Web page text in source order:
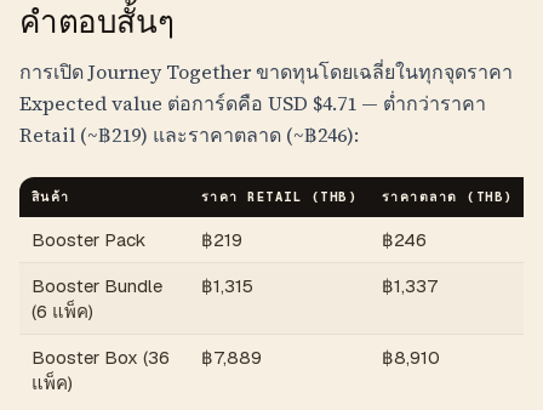
คำตอบสั้นๆ
การเปิด Journey Together ขาดทุนโดยเฉลี่ยในทุกจุดราคา
Expected value ต่อการ์ดคือ USD $4.71 — ต่ำกว่าราคา
Retail (~฿219) และราคาตลาด (~฿246):
สินค้า ราคา RETAIL ( THB ) ราคาตลาด ( THB )
Booster Pack ฿219 ฿246
Booster Bundle
(6 แพ็ค)
฿1,315 ฿1,337
Booster Box (36
แพ็ค)
฿7,889 ฿8,910